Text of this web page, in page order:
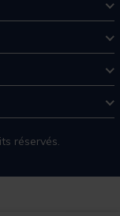
réservés.